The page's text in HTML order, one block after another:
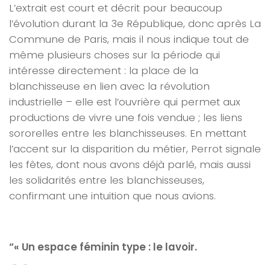
L’extrait est court et décrit pour beaucoup
l’évolution durant la 3e République, donc après La
Commune de Paris, mais il nous indique tout de
même plusieurs choses sur la période qui
intéresse directement : la place de la
blanchisseuse en lien avec la révolution
industrielle – elle est l’ouvrière qui permet aux
productions de vivre une fois vendue ; les liens
sororelles entre les blanchisseuses. En mettant
l’accent sur la disparition du métier, Perrot signale
les fêtes, dont nous avons déjà parlé, mais aussi
les solidarités entre les blanchisseuses,
confirmant une intuition que nous avions.
“« Un espace féminin type : le lavoir.